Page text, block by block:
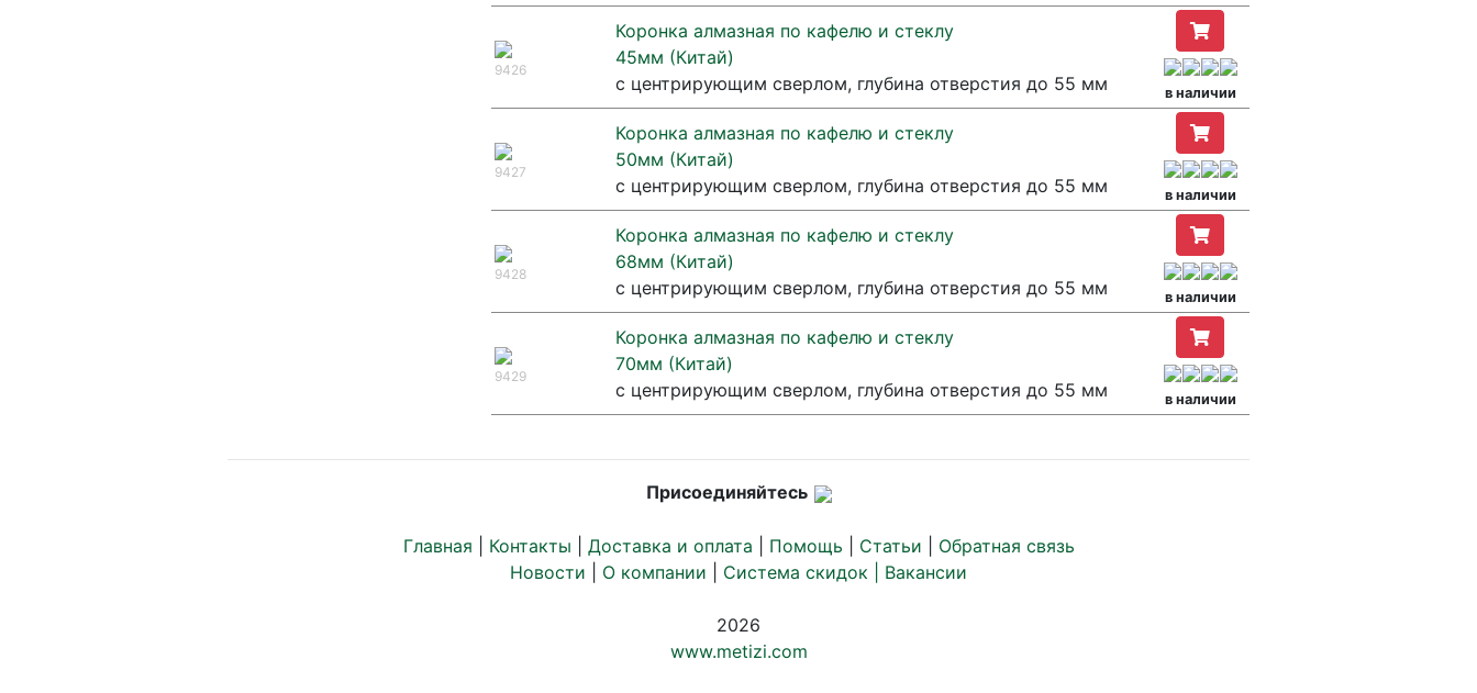
9426
Коронка алмазная по кафелю и стеклу
45мм (Китай)
с центрирующим сверлом, глубина отверстия до 55 мм
в наличии
9427
Коронка алмазная по кафелю и стеклу
50мм (Китай)
с центрирующим сверлом, глубина отверстия до 55 мм
в наличии
9428
Коронка алмазная по кафелю и стеклу
68мм (Китай)
с центрирующим сверлом, глубина отверстия до 55 мм
в наличии
9429
Коронка алмазная по кафелю и стеклу
70мм (Китай)
с центрирующим сверлом, глубина отверстия до 55 мм
в наличии
Присоединяйтесь
Главная Контакты Доставка и оплата Помощь Статьи
Обратная связь
Новости
О компании Система скидок | Вакансии
2026
www.metizi.com